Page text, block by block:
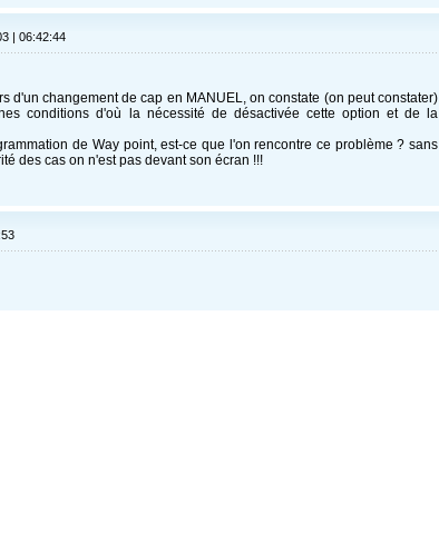
| 06:42:44
d'un changement de cap en MANUEL, on constate (on peut constater)
conditions d'où la nécessité de désactivée cette option et de la
de Way point, est-ce que l'on rencontre ce problème ? sans
des cas on n'est pas devant son écran !!!